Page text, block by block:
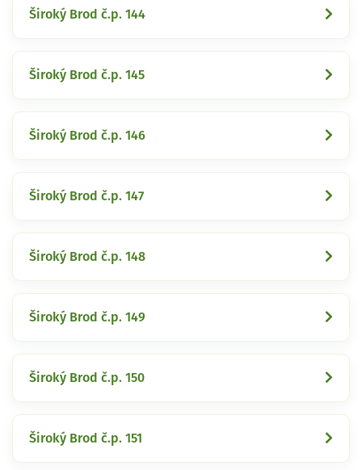
Široký Brod č.p. 144
Široký Brod č.p. 145
Široký Brod č.p. 146
Široký Brod č.p. 147
Široký Brod č.p. 148
Široký Brod č.p. 149
Široký Brod č.p. 150
Široký Brod č.p. 151